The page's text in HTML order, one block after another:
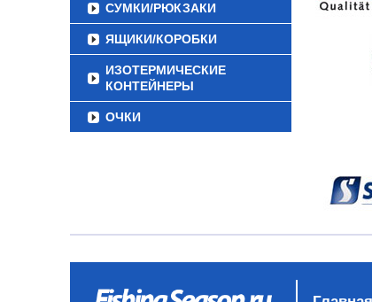
СУМКИ/РЮКЗАКИ
ЯЩИКИ/КОРОБКИ
ИЗОТЕРМИЧЕСКИЕ
КОНТЕЙНЕРЫ
ОЧКИ